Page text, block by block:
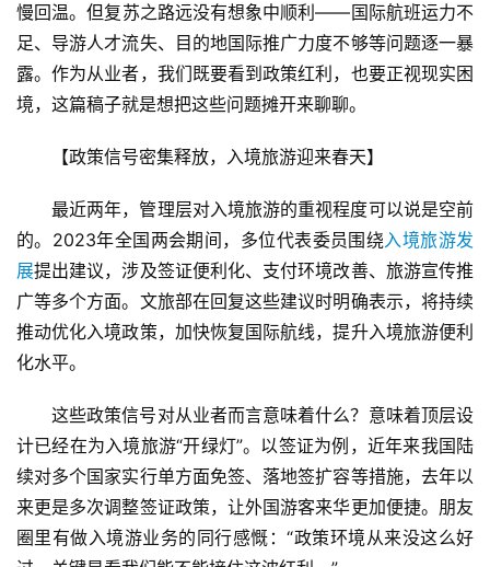
慢回温。但复苏之路远没有想象中顺利——国际航班运力不
足、导游人才流失、目的地国际推广力度不够等问题逐一暴
露。作为从业者，我们既要看到政策红利，也要正视现实困
境，这篇稿子就是想把这些问题摊开来聊聊。
【政策信号密集释放，入境旅游迎来春天】
最近两年，管理层对入境旅游的重视程度可以说是空前
的。2023年全国两会期间，多位代表委员围绕入境旅游发
展提出建议，涉及签证便利化、支付环境改善、旅游宣传推
广等多个方面。文旅部在回复这些建议时明确表示，将持续
推动优化入境政策，加快恢复国际航线，提升入境旅游便利
化水平。
这些政策信号对从业者而言意味着什么？意味着顶层设
计已经在为入境旅游“开绿灯”。以签证为例，近年来我国陆
续对多个国家实行单方面免签、落地签扩容等措施，去年以
来更是多次调整签证政策，让外国游客来华更加便捷。朋友
圈里有做入境游业务的同行感慨：“政策环境从来没这么好